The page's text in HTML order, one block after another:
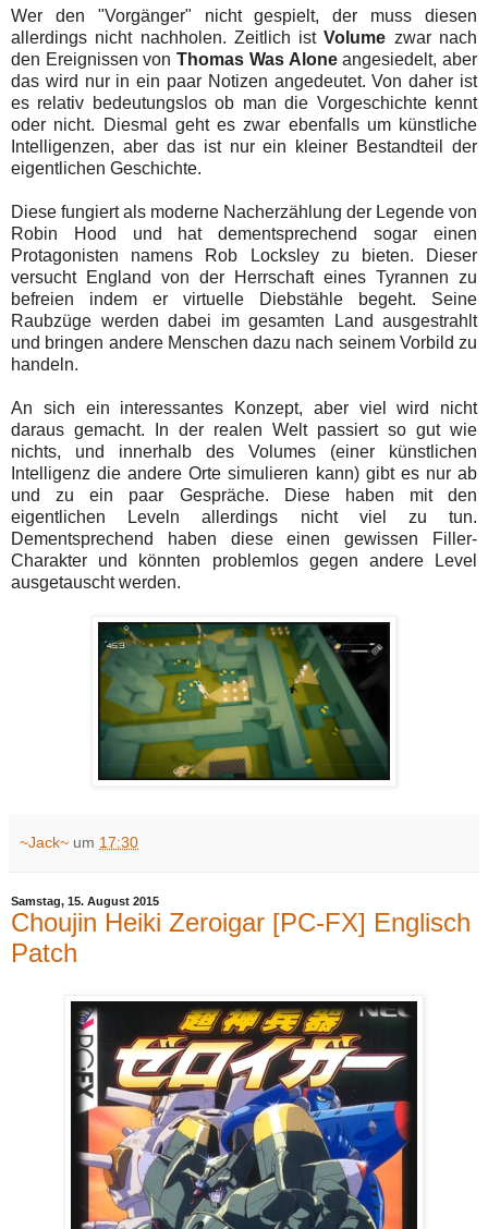
Wer den "Vorgänger" nicht gespielt, der muss diesen
allerdings nicht nachholen. Zeitlich istVolume zwar nach
den Ereignissen vonThomas Was Aloneangesiedelt, aber
das wird nur in ein paar Notizen angedeutet. Von daher ist
es relativ bedeutungslos ob man die Vorgeschichte kennt
oder nicht. Diesmal geht es zwar ebenfalls um künstliche
Intelligenzen, aber das ist nur ein kleiner Bestandteil der
eigentlichen Geschichte.
Diese fungiert als moderne Nacherzählung der Legende von
Robin Hood und hat dementsprechend sogar einen
Protagonisten namens Rob Locksley zu bieten. Dieser
versucht England von der Herrschaft eines Tyrannen zu
befreien indem er virtuelle Diebstähle begeht. Seine
Raubzüge werden dabei im gesamten Land ausgestrahlt
und bringen andere Menschen dazu nach seinem Vorbild zu
handeln.
An sich ein interessantes Konzept, aber viel wird nicht
daraus gemacht. In der realen Welt passiert so gut wie
nichts, und innerhalb des Volumes (einer künstlichen
Intelligenz die andere Orte simulieren kann) gibt es nur ab
und zu ein paar Gespräche. Diese haben mit den
eigentlichen Leveln allerdings nicht viel zu tun.
Dementsprechend haben diese einen gewissen Filler-
Charakter und könnten problemlos gegen andere Level
ausgetauscht werden.
~Jack~ um 17:30
Samstag, 15. August 2015
Choujin Heiki Zeroigar [PC-FX] Englisch
Patch